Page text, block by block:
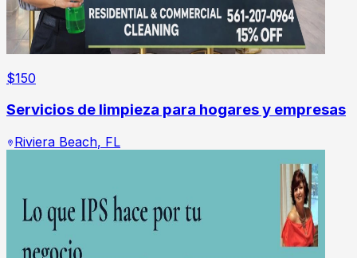
$150
Servicios de limpieza para hogares y empresas
Riviera Beach, FL